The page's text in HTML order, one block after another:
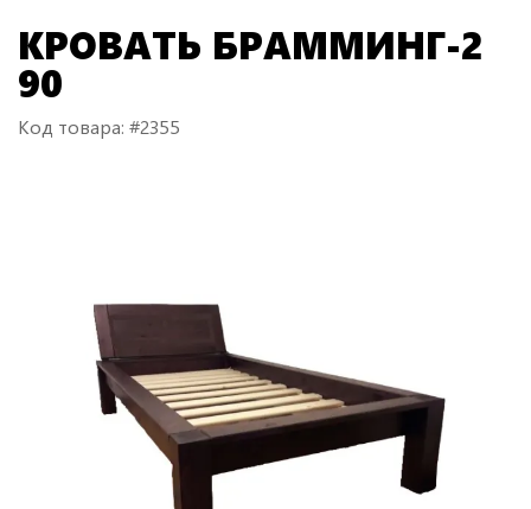
КРОВАТЬ БРАММИНГ-2
90
Код товара: #2355